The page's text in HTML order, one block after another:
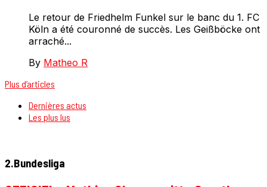
Le retour de Friedhelm Funkel sur le banc du 1. FC
Köln a été couronné de succès. Les Geißböcke ont
arraché...
By Matheo R
Plus d’articles
Dernières actus
Les plus lus
2.Bundesliga